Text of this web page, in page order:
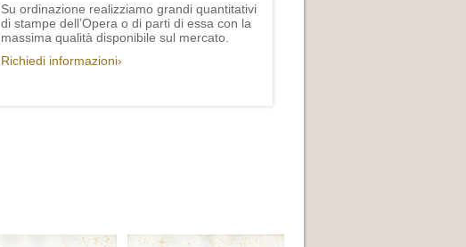
Su ordinazione realizziamo grandi quantitativi
di stampe dell’Opera o di parti di essa con la
massima qualità disponibile sul mercato.
Richiedi informazioni›